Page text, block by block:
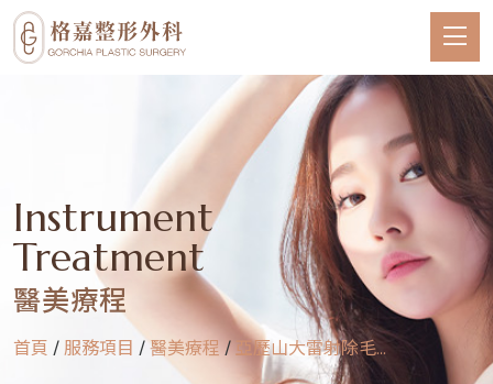
Instrument
Treatment
醫美療程
首頁 / 服務項目 /醫美療程/亞歷山大雷射除毛...